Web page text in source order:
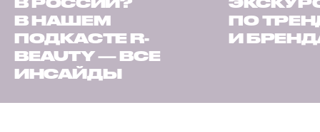
В НАШЕМ
ПОДКАСТЕ R-
BEAUTY — ВСЕ
ИНСАЙДЫ
ПО
И